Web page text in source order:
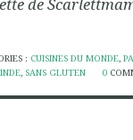
de
: CUISINES DU MONDE,
, SANS GLUTEN 0